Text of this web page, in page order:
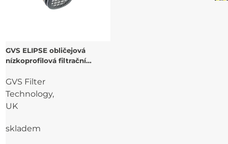
GVS ELIPSE obličejová
nízkoprofilová filtrační
příslušenství
GVS Filter
Technology,
UK
skladem